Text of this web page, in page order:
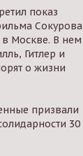
показ
Сокурова
в Москве. В нем
Гитлер и
о жизни
призвали
30